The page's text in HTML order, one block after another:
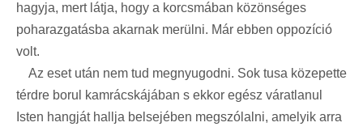
hagyja, mert látja, hogy a korcsmában közönséges
poharazgatásba akarnak merülni. Már ebben oppozíció
volt.
Az eset után nem tud megnyugodni. Sok tusa közepette
térdre borul kamrácskájában s ekkor egész váratlanul
Isten hangját hallja belsejében megszólalni, amelyik arra